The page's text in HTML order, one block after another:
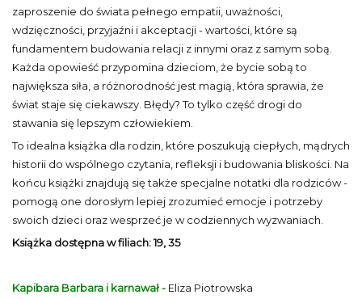
zaproszenie do świata pełnego empatii, uważności,
wdzięczności, przyjaźni i akceptacji - wartości, które są
fundamentem budowania relacji z innymi oraz z samym sobą.
Każda opowieść przypomina dzieciom, że bycie sobą to
największa siła, a różnorodność jest magią, która sprawia, że
świat staje się ciekawszy. Błędy? To tylko część drogi do
stawania się lepszym człowiekiem.
To idealna książka dla rodzin, które poszukują ciepłych, mądrych
historii do wspólnego czytania, refleksji i budowania bliskości. Na
końcu książki znajdują się także specjalne notatki dla rodziców -
pomogą one dorosłym lepiej zrozumieć emocje i potrzeby
swoich dzieci oraz wesprzeć je w codziennych wyzwaniach.
Książka dostępna w filiach: 19, 35
Kapibara Barbara i karnawał - Eliza Piotrowska